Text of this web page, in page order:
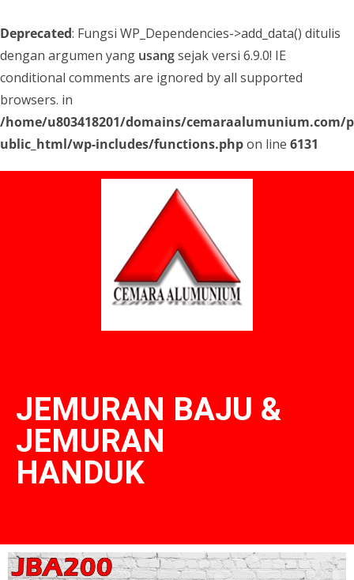
Deprecated: Fungsi WP_Dependencies->add_data() ditulis
dengan argumen yang usangsejak versi 6.9.0! IE
conditional comments are ignored by all supported
browsers. in
/home/u803418201/domains/cemaraalumunium.com/p
ublic_html/wp-includes/functions.phpon line 6131
JEMURAN BAJU &
JEMURAN
HANDUK